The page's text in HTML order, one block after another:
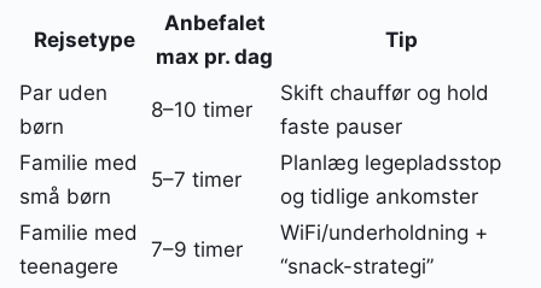
Rejsetype
Anbefalet
max pr. dag
Tip
Par uden
børn
8–10 timer
Skift chauffør og hold
faste pauser
Familie med
små børn
5–7 timer
Planlæg legepladsstop
og tidlige ankomster
Familie med
teenagere
7–9 timer
WiFi/underholdning +
“snack-strategi”